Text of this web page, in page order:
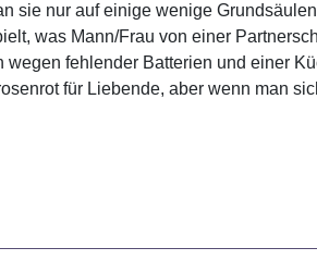
sie nur auf einige wenige
was Mann/Frau von einer
fehlender Batterien und einer
für Liebende, aber wenn man